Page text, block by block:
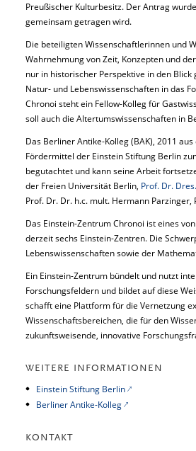
Preußischer Kulturbesitz. Der Antrag
gemeinsam getragen wird.
Die beteiligten Wissenschaftlerinnen und
Wahrnehmung von Zeit, Konzepten und
nur in historischer Perspektive in den
Natur- und Lebenswissenschaften in das
Chronoi steht ein Fellow-Kolleg für
soll auch die Altertumswissenschaften in
Das Berliner Antike-Kolleg (BAK), 2011
Fördermittel der Einstein Stiftung Berlin
begutachtet und kann seine Arbeit
der Freien Universität Berlin, Prof. Dr.
Prof. Dr. Dr. h.c. mult. Hermann
Das Einstein-Zentrum Chronoi ist eines
derzeit sechs Einstein-Zentren. Die
Lebenswissenschaften sowie der
Ein Einstein-Zentrum bündelt und nutzt
Forschungsfeldern und bildet auf diese
schafft eine Plattform für die Vernetzung
Wissenschaftsbereichen, die für den
zukunftsweisende, innovative
WEITERE INFORMATIONEN
Einstein Stiftung Berlin
Berliner Antike-Kolleg
KONTAKT